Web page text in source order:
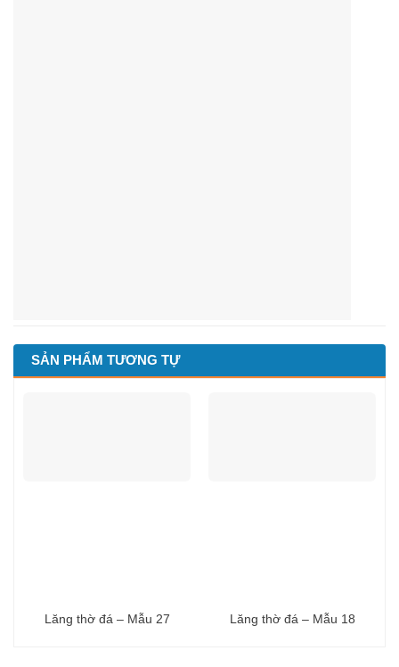
SẢN PHẨM TƯƠNG TỰ
Lăng thờ đá – Mẫu 27 Lăng thờ đá – Mẫu 18